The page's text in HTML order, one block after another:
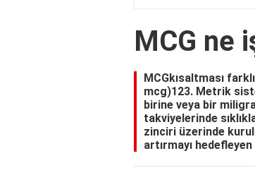
MCG ne
MCGkısaltması
mcg)123. Metrik
birine veya bir
takviyelerinde
zinciri üzerinde
artırmayı